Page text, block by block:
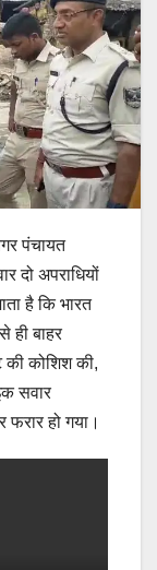
पंचायत
दो अपराधियों
है कि भारत
ही बाहर
की कोशिश की,
सवार
फरार हो गया।